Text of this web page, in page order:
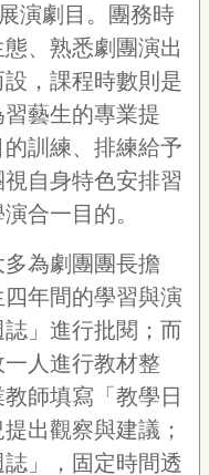
演劇目。團務時
、熟悉劇團演出
，課程時數則是
藝生的專業提
訓練、排練給予
自身特色安排習
合一目的。
為劇團團長擔
年間的學習與演
」進行批閱；而
人進行教材整
師填寫「教學日
出觀察與建議；
」，固定時間透